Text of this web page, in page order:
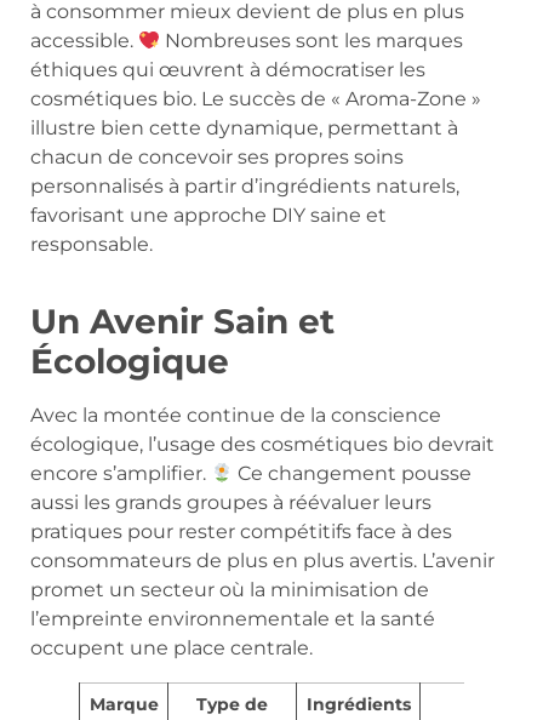
à consommer mieux devient de plus en plus
accessible.
Nombreuses sont les marques
éthiques qui œuvrent à démocratiser les
cosmétiques bio. Le succès de « Aroma-Zone »
illustre bien cette dynamique, permettant à
chacun de concevoir ses propres soins
personnalisés à partir d’ingrédients naturels,
favorisant une approche DIY saine et
responsable.
Un Avenir Sain et
Écologique
Avec la montée continue de la conscience
écologique, l’usage des cosmétiques bio devrait
encore s’amplifier.
Ce changement pousse
aussi les grands groupes à réévaluer leurs
pratiques pour rester compétitifs face à des
consommateurs de plus en plus avertis. L’avenir
promet un secteur où la minimisation de
l’empreinte environnementale et la santé
occupent une place centrale.
Marque
Type de
Ingrédients